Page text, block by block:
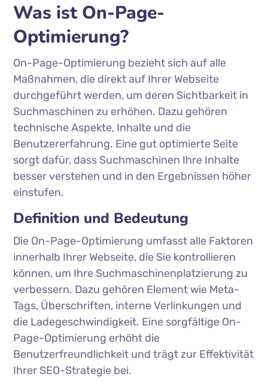
Was ist On-Page-
Optimierung?
On-Page-Optimierung bezieht sich auf alle
Maßnahmen, die direkt auf Ihrer Webseite
durchgeführt werden, um deren Sichtbarkeit in
Suchmaschinen zu erhöhen. Dazu gehören
technische Aspekte, Inhalte und die
Benutzererfahrung. Eine gut optimierte Seite
sorgt dafür, dass Suchmaschinen Ihre Inhalte
besser verstehen und in den Ergebnissen höher
einstufen.
Definition und Bedeutung
Die On-Page-Optimierung umfasst alle Faktoren
innerhalb Ihrer Webseite, die Sie kontrollieren
können, um Ihre Suchmaschinenplatzierung zu
verbessern. Dazu gehören Element wie Meta-
Tags, Überschriften, interne Verlinkungen und
die Ladegeschwindigkeit. Eine sorgfältige On-
Page-Optimierung erhöht die
Benutzerfreundlichkeit und trägt zur Effektivität
Ihrer SEO-Strategie bei.